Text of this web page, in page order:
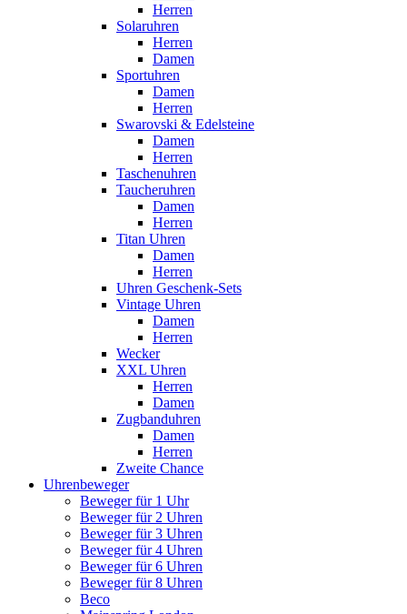
Herren
Solaruhren
Herren
Damen
Sportuhren
Damen
Herren
Swarovski & Edelsteine
Damen
Herren
Taschenuhren
Taucheruhren
Damen
Herren
Titan Uhren
Damen
Herren
Uhren Geschenk-Sets
Vintage Uhren
Damen
Herren
Wecker
XXL Uhren
Herren
Damen
Zugbanduhren
Damen
Herren
Zweite Chance
Uhrenbeweger
Beweger für 1 Uhr
Beweger für 2 Uhren
Beweger für 3 Uhren
Beweger für 4 Uhren
Beweger für 6 Uhren
Beweger für 8 Uhren
Beco